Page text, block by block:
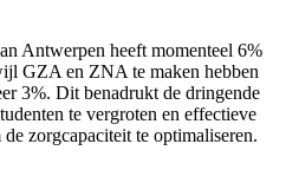
Antwerpen heeft momenteel 6%
GZA en ZNA te maken hebben
3%. Dit benadrukt de dringende
te vergroten en effectieve
zorgcapaciteit te optimaliseren.